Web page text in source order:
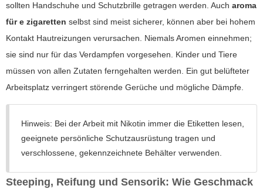
sollten Handschuhe und Schutzbrille getragen werden. Auch aroma
für e zigaretten selbst sind meist sicherer, können aber bei hohem
Kontakt Hautreizungen verursachen. Niemals Aromen einnehmen;
sie sind nur für das Verdampfen vorgesehen. Kinder und Tiere
müssen von allen Zutaten ferngehalten werden. Ein gut belüfteter
Arbeitsplatz verringert störende Gerüche und mögliche Dämpfe.
Hinweis: Bei der Arbeit mit Nikotin immer die Etiketten lesen,
geeignete persönliche Schutzausrüstung tragen und
verschlossene, gekennzeichnete Behälter verwenden.
Steeping, Reifung und Sensorik: Wie Geschmack